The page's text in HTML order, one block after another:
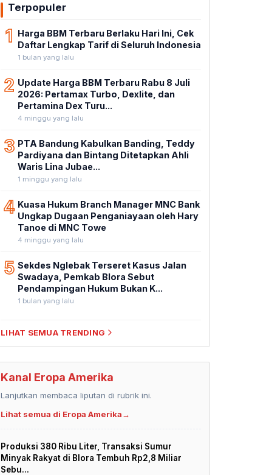
Terpopuler
1 Harga BBM Terbaru Berlaku Hari Ini, Cek
Daftar Lengkap Tarif di Seluruh Indonesia
1 bulan yang lalu
2 Update Harga BBM Terbaru Rabu 8 Juli
2026: Pertamax Turbo, Dexlite, dan
Pertamina Dex Turu...
4 minggu yang lalu
3 PTA Bandung Kabulkan Banding, Teddy
Pardiyana dan Bintang Ditetapkan Ahli
Waris Lina Jubae...
1 minggu yang lalu
4 Kuasa Hukum Branch Manager MNC Bank
Ungkap Dugaan Penganiayaan oleh Hary
Tanoe di MNC Towe
4 minggu yang lalu
5 Sekdes Nglebak Terseret Kasus Jalan
Swadaya, Pemkab Blora Sebut
Pendampingan Hukum Bukan K...
1 bulan yang lalu
LIHAT SEMUA TRENDING
Kanal Eropa Amerika
Lanjutkan membaca liputan di rubrik ini.
Lihat semua di Eropa Amerika→
Produksi 380 Ribu Liter, Transaksi Sumur
Minyak Rakyat di Blora Tembuh Rp2,8 Miliar
Sebu...